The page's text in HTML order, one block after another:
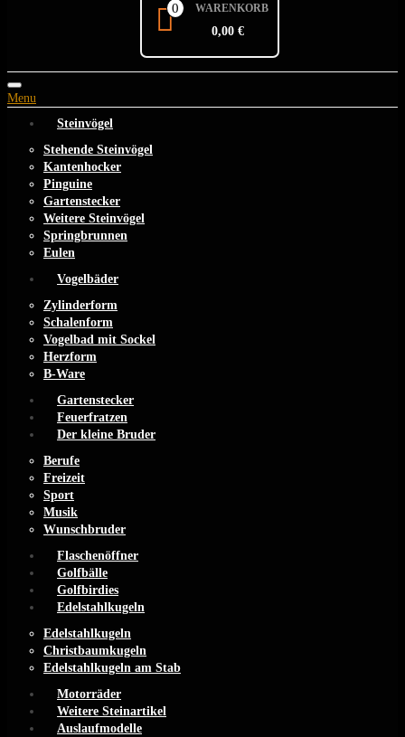
0 WARENKORB
0,00 €
Toggle
navigation
Menu
Steinvögel
Stehende Steinvögel
Kantenhocker
Pinguine
Gartenstecker
Weitere Steinvögel
Springbrunnen
Eulen
Vogelbäder
Zylinderform
Schalenform
Vogelbad mit Sockel
Herzform
B-Ware
Gartenstecker
Feuerfratzen
Der kleine Bruder
Berufe
Freizeit
Sport
Musik
Wunschbruder
Flaschenöffner
Golfbälle
Golfbirdies
Edelstahlkugeln
Edelstahlkugeln
Christbaumkugeln
Edelstahlkugeln am Stab
Motorräder
Weitere Steinartikel
Auslaufmodelle